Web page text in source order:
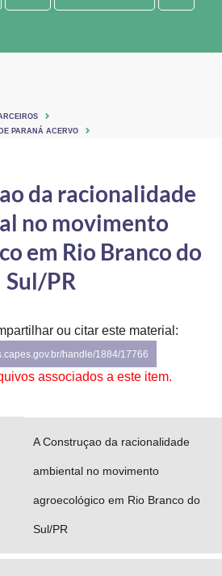
PARANÁ ACERVO
da racionalidade
no movimento
em Rio Branco do
Sul/PR
ou citar este material:
handle/1884/17766
associados a este item.
A Construçao da racionalidade
ambiental no movimento
agroecológico em Rio Branco do
Sul/PR